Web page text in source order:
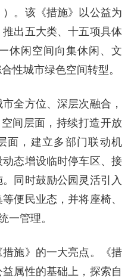
。该《措施》以公益为
出五大类、十五项具体
休闲空间向集休闲、文
性城市绿色空间转型。
全方位、深层次融合，
间层面，持续打造开放
面，建立多部门联动机
态增设临时停车区、接
同时鼓励公园灵活引入
便民业态，并将座椅、
一管理。
施》的一大亮点。《措
属性的基础上，探索自